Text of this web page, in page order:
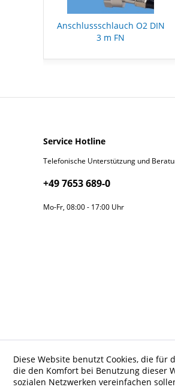
Anschlussschlauch O2 DIN
3 m FN
Service Hotline
Telefonische Unterstützung und
+49 7653 689-0
Mo-Fr, 08:00 - 17:00 Uhr
Diese Website benutzt Cookies, die
die den Komfort bei Benutzung dieser
sozialen Netzwerken vereinfachen